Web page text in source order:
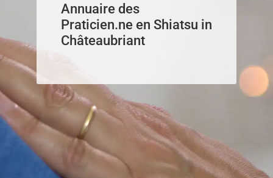
Annuaire des
Praticien.ne en Shiatsu in
Châteaubriant